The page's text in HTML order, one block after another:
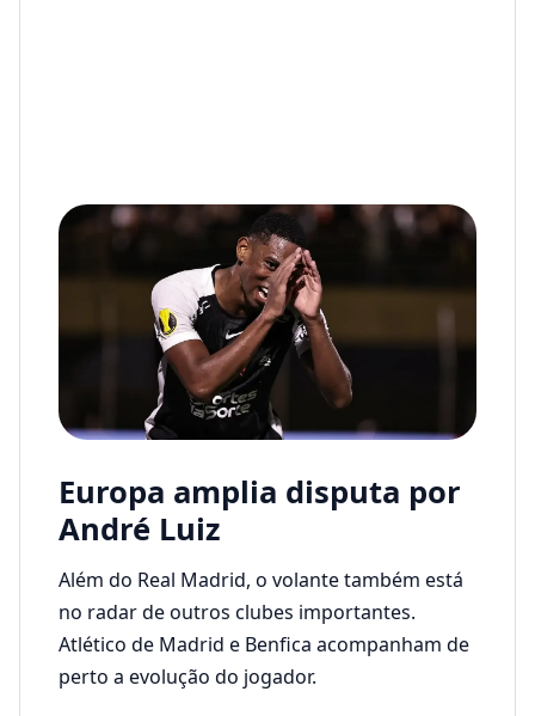
Europa amplia disputa por
André Luiz
Além do Real Madrid, o volante também está
no radar de outros clubes importantes.
Atlético de Madrid e Benfica acompanham de
perto a evolução do jogador.